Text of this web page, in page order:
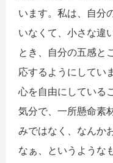
います。私は、自分
いなくて、小さな違
とき、自分の五感と
応するようにしてい
心を自由にしている
気分で、一所懸命素
みではなく、なんか
なぁ、というような